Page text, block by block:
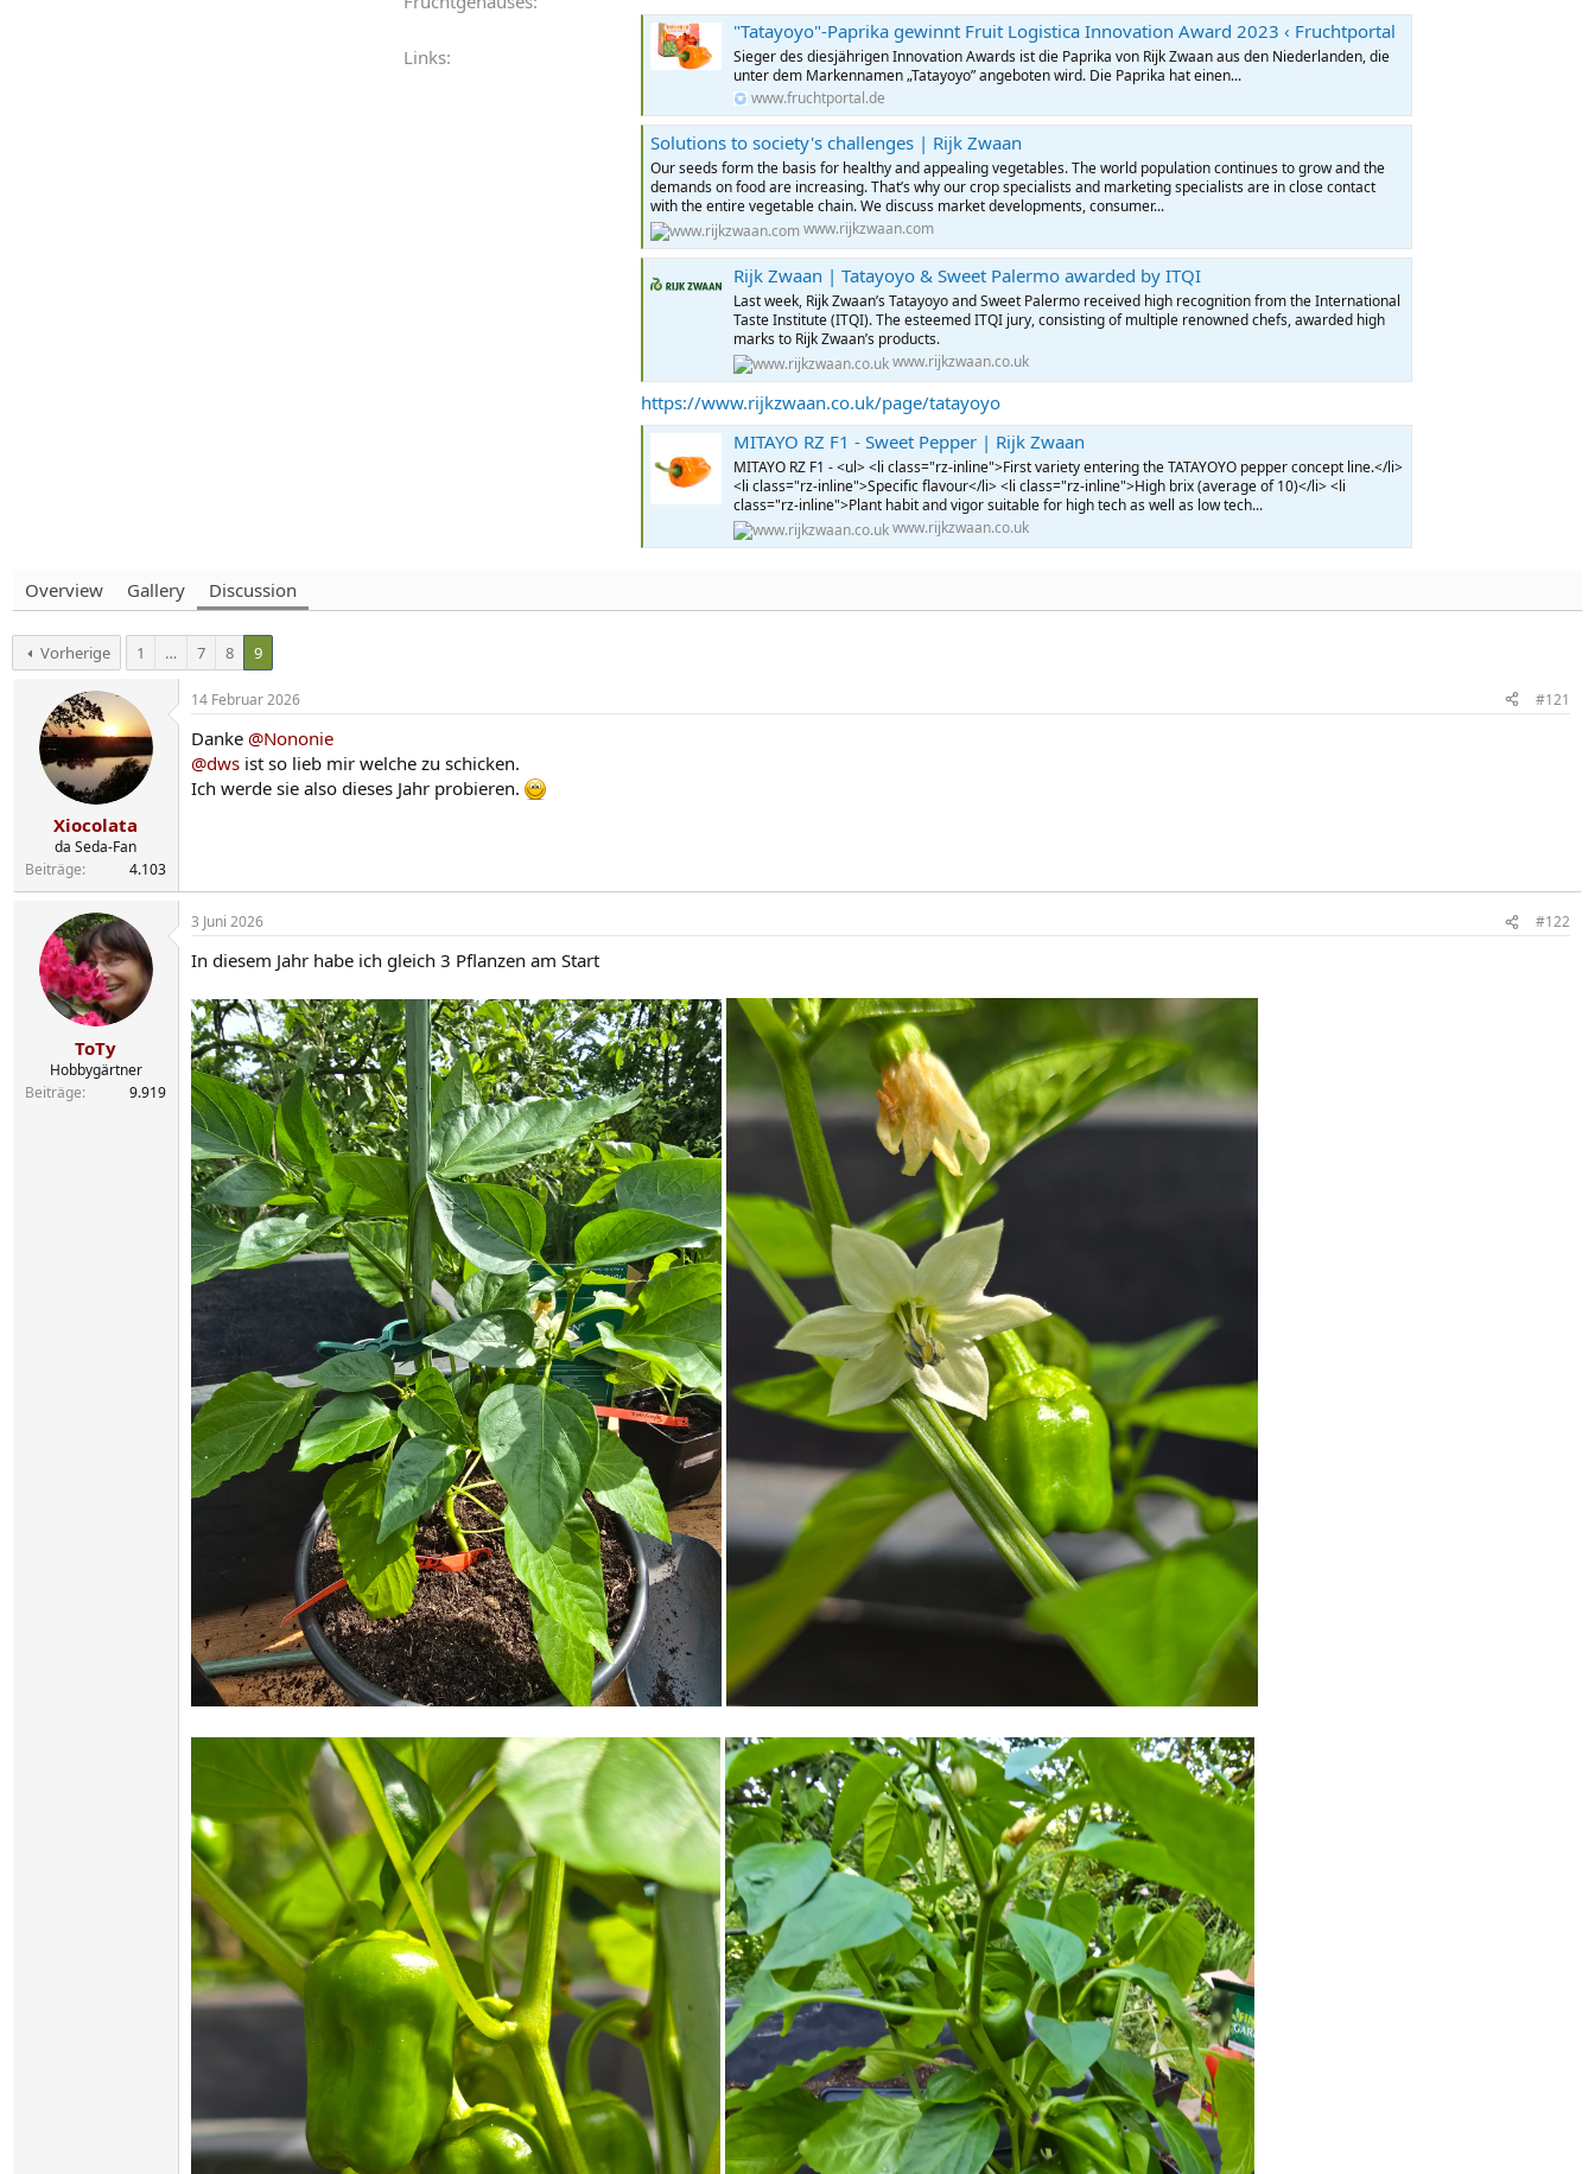
Links
"Tatayoyo"-Paprika gewinnt Fruit Logistica Innovation Award 2023 ‹ Fruchtportal
Sieger des diesjährigen Innovation Awards ist die Paprika von Rijk Zwaan aus den Niederlanden, die
unter dem Markennamen „Tatayoyo” angeboten wird. Die Paprika hat einen...
www.fruchtportal.de
Solutions to society's challenges | Rijk Zwaan
Our seeds form the basis for healthy and appealing vegetables. The world population continues to grow and the
demands on food are increasing. That’s why our crop specialists and marketing specialists are in close contact
with the entire vegetable chain. We discuss market developments, consumer...
www.rijkzwaan.com
Rijk Zwaan | Tatayoyo & Sweet Palermo awarded by ITQI
Last week, Rijk Zwaan’s Tatayoyo and Sweet Palermo received high recognition from the International
Taste Institute (ITQI). The esteemed ITQI jury, consisting of multiple renowned chefs, awarded high
marks to Rijk Zwaan’s products.
www.rijkzwaan.co.uk
https://www.rijkzwaan.co.uk/page/tatayoyo
MITAYO RZ F1 - Sweet Pepper | Rijk Zwaan
MITAYO RZ F1 - <ul> <li class="rz-inline">First variety entering the TATAYOYO pepper concept line.</li>
<li class="rz-inline">Specific flavour</li> <li class="rz-inline">High brix (average of 10)</li> <li
class="rz-inline">Plant habit and vigor suitable for high tech as well as low tech...
www.rijkzwaan.co.uk
Overview Gallery Discussion
Vorherige 1 … 7 8 9
Xiocolata
da Seda-Fan
Beiträge
4.103
14 Februar 2026 #121
Danke @Nononie
@dws ist so lieb mir welche zu schicken.
Ich werde sie also dieses Jahr probieren.
ToTy
Hobbygärtner
Beiträge
9.919
3 Juni 2026 #122
In diesem Jahr habe ich gleich 3 Pflanzen am Start